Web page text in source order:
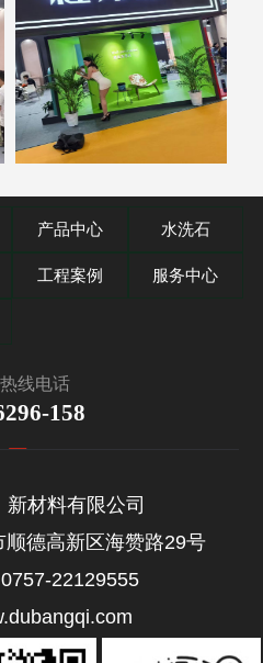
产品中心 水洗石
工程案例 服务中心
线电话
158
材料有限公司
德高新区海赞路29号
22129555